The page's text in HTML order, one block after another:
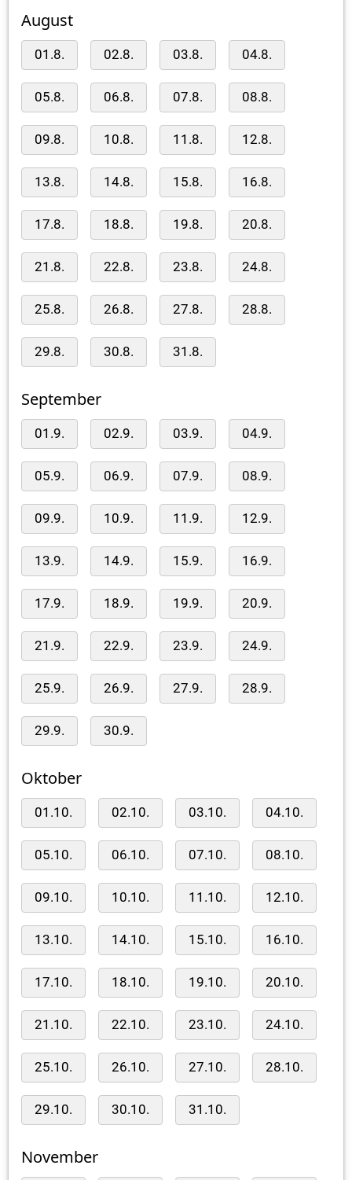
August
01.8. 02.8. 03.8. 04.8.
05.8. 06.8. 07.8. 08.8.
09.8. 10.8. 11.8. 12.8.
13.8. 14.8. 15.8. 16.8.
17.8. 18.8. 19.8. 20.8.
21.8. 22.8. 23.8. 24.8.
25.8. 26.8. 27.8. 28.8.
29.8. 30.8. 31.8.
September
01.9. 02.9. 03.9. 04.9.
05.9. 06.9. 07.9. 08.9.
09.9. 10.9. 11.9. 12.9.
13.9. 14.9. 15.9. 16.9.
17.9. 18.9. 19.9. 20.9.
21.9. 22.9. 23.9. 24.9.
25.9. 26.9. 27.9. 28.9.
29.9. 30.9.
Oktober
01.10. 02.10. 03.10. 04.10.
05.10. 06.10. 07.10. 08.10.
09.10. 10.10. 11.10. 12.10.
13.10. 14.10. 15.10. 16.10.
17.10. 18.10. 19.10. 20.10.
21.10. 22.10. 23.10. 24.10.
25.10. 26.10. 27.10. 28.10.
29.10. 30.10. 31.10.
November